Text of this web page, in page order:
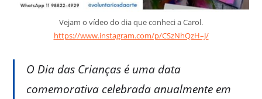
Vejam o vídeo do dia que conheci a Carol.
https://www.instagram.com/p/CSzNhQzH–J/
O Dia das Crianças é uma data
comemorativa celebrada anualmente em